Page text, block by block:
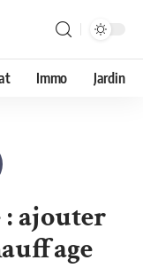
Immo Jardin
ajouter